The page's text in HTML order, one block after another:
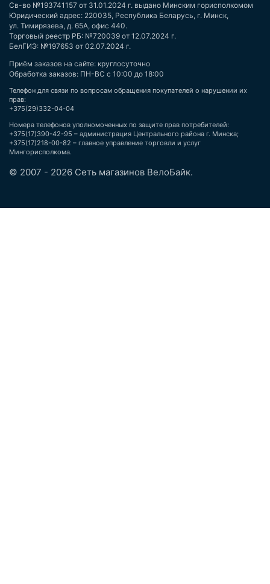
Св-во №193741157 от 31.01.2024 г. выдано Минским горисполкомом
Юридический адрес: 220035, Республика Беларусь, г. Минск,
ул. Тимирязева, д. 65А, офис 440.
Торговый реестр РБ: №720039 от 12.07.2024 г.
БелГИЭ: №197653 от 02.07.2024 г.
Приём заказов на сайте: круглосуточно
Обработка заказов: ПН-ВС с 10:00 до 18:00
Телефон для связи по вопросам обращения покупателей о нарушении их
прав:
+375(29)332-04-04
Номера телефонов уполномоченных по защите прав потребителей:
+375(17)390-42-95 – администрация Центрального района г. Минска;
+375(17)218-00-82 – главное управление торговли и услуг
Мингорисполкома.
© 2007 - 2026 Сеть магазинов ВелоБайк.